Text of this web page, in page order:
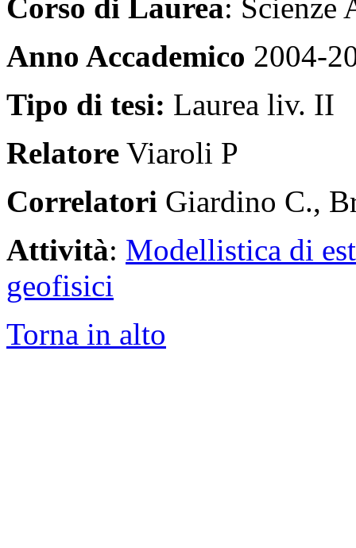
Corso di Laurea: Scienze
Anno Accademico 2004-
Tipo di tesi: Laurea liv. II
Relatore Viaroli P
Correlatori Giardino C.,
Attività: Modellistica di
geofisici
Torna in alto